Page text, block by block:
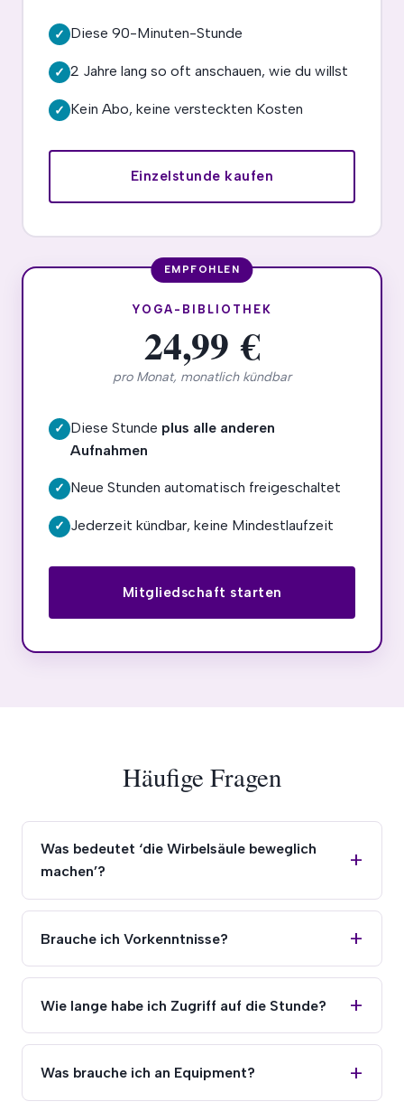
✓ Diese 90-Minuten-Stunde
✓ 2 Jahre lang so oft anschauen, wie du willst
✓ Kein Abo, keine versteckten Kosten
Einzelstunde kaufen
YOGA-BIBLIOTHEK
24,99 €
pro Monat, monatlich kündbar
✓ Diese Stunde plus alle anderen
Aufnahmen
✓ Neue Stunden automatisch freigeschaltet
✓ Jederzeit kündbar, keine Mindestlaufzeit
Mitgliedschaft starten
Häufige Fragen
Was bedeutet ‘die Wirbelsäule beweglich
machen’?
Brauche ich Vorkenntnisse?
Wie lange habe ich Zugriff auf die Stunde?
Was brauche ich an Equipment?